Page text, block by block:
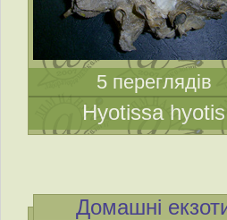
5 переглядів
Hyotissa hyotis
Домашні